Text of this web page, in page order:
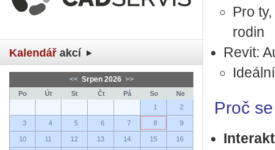
Kalendář akcí
<< Srpen 2026 >>
Po Út St Čt Pá So
Ne
1
2
3 4 5 6 7 8 9
10 11 12 13 14 15 16
Pro
rodin
Revit:
Proč